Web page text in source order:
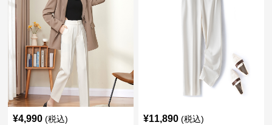
¥4,990 (税込) ¥11,890 (税込)